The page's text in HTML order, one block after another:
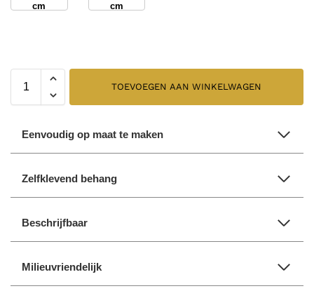
cm cm
TOEVOEGEN AAN WINKELWAGEN
Eenvoudig op maat te maken
Zelfklevend behang
Beschrijfbaar
Milieuvriendelijk